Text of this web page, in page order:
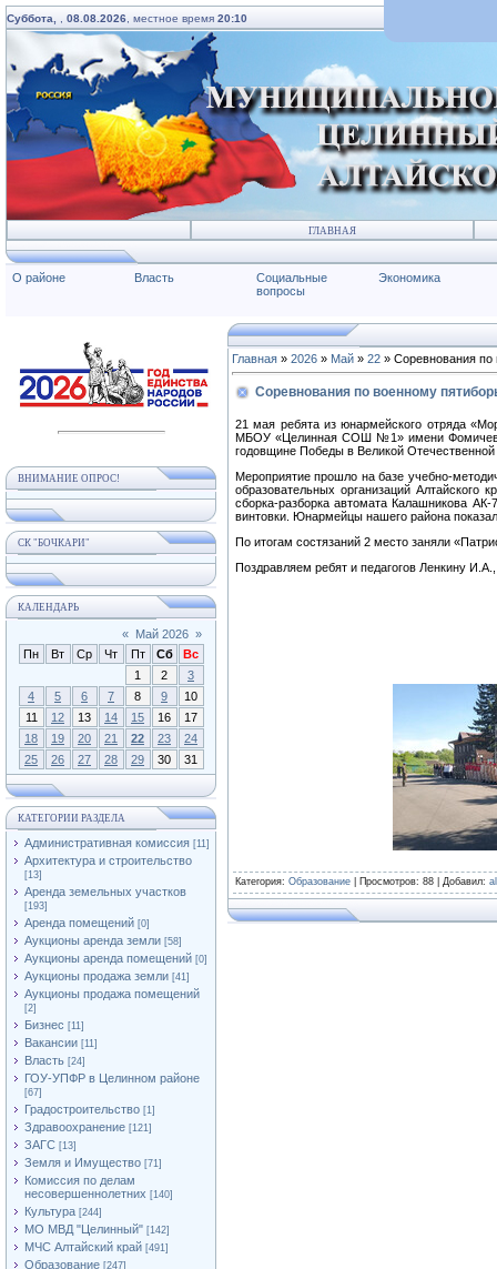
Суббота, 08.08.2026 , местное время 20:10
ГЛАВНАЯ
О районе Власть
Социальные
вопросы
Экономика
ВНИМАНИЕ ОПРОС!
СК "БОЧКАРИ"
КАЛЕНДАРЬ
« Май 2026 »
Пн
Вт Ср Чт Пт Сб
Вс
1
2
3
4
5 6 7 8 9
10
11
12 13 14 15 16
17
18
19 20 21 22 23
24
25
26 27 28 29 30 31
КАТЕГОРИИ РАЗДЕЛА
Административная комиссия [11]
Архитектура и строительство
[13]
Аренда земельных участков
[193]
Аренда помещений [0]
Аукционы аренда земли [58]
Аукционы аренда помещений [0]
Аукционы продажа земли [41]
Аукционы продажа помещений
[2]
Бизнес [11]
Вакансии [11]
Власть [24]
ГОУ-УПФР в Целинном районе
[67]
Градостроительство [1]
Здравоохранение [121]
ЗАГС [13]
Земля и Имущество [71]
Комиссия по делам
несовершеннолетних [140]
Культура [244]
МО МВД "Целинный" [142]
МЧС Алтайский край [491]
Образование [247]
Главная » 2026 » Май » 22 » Соревнования по
Соревнования по военному
21 мая ребята из юнармейского отряда
МБОУ «Целинная СОШ №1» имени
годовщине Победы в Великой Отечественной
Мероприятие прошло на базе учебно-
образовательных организаций Алтайского
сборка-разборка автомата Калашникова
винтовки. Юнармейцы нашего района
По итогам состязаний 2 место заняли
Поздравляем ребят и педагогов Ленкину
Категория: Образование Просмотров: 88 | Добавил: